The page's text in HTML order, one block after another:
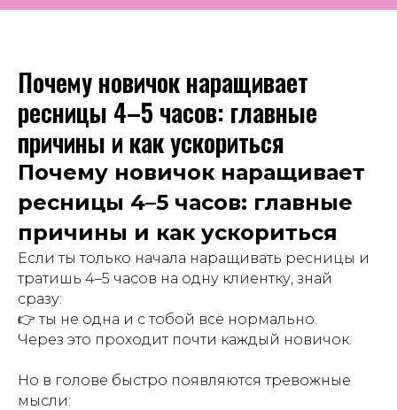
Почему новичок наращивает
ресницы 4–5 часов: главные
причины и как ускориться
Почему новичок наращивает
ресницы 4–5 часов: главные
причины и как ускориться
Если ты только начала наращивать ресницы и
тратишь 4–5 часов на одну клиентку, знай
сразу:
👉 ты не одна и с тобой всё нормально.
Через это проходит почти каждый новичок.
Но в голове быстро появляются тревожные
мысли: